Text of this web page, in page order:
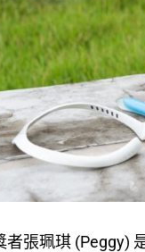
者張珮琪 (Peggy)